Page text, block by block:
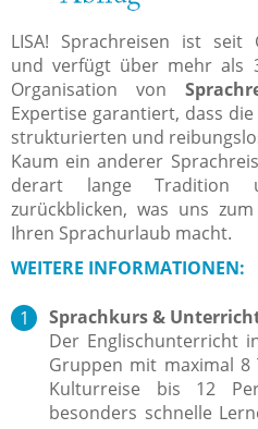
LISA! Sprachreisen ist seit
und verfügt über mehr als
Organisation von
Expertise garantiert, dass
strukturierten und
Kaum ein anderer
derart lange Tradition
zurückblicken, was uns
Ihren Sprachurlaub macht.
WEITERE INFORMATIONEN:
Sprachkurs &
Der Englischunterricht
Gruppen mit maximal 8
Kulturreise bis 12
besonders schnelle